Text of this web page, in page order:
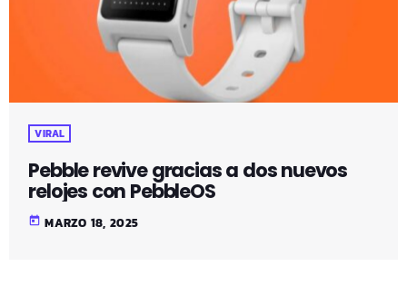
VIRAL
Pebble revive gracias a dos nuevos
relojes con PebbleOS
today MARZO 18, 2025